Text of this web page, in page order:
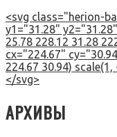
<svg class="herion-
y1="31.28"
25.78 228.12 31.28
cx="224.67"
224.67 30.94)
</svg>
АРХИВЫ